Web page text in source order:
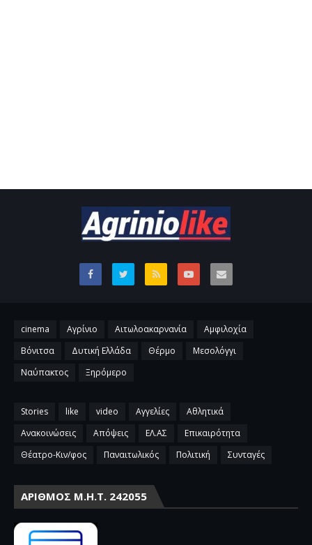
cinema Αγρίνιο Αιτωλοακαρνανία
Αμφιλοχία
Βόνιτσα
Δυτική Ελλάδα Θέρμο
Μεσολόγγι
Ναύπακτος
Ξηρόμερο
Stories like video Αγγελίες
Αθλητικά
Ανακοινώσεις
Απόψεις ΕΛ.ΑΣ
Επικαιρότητα
Θέατρο-Κιν/φος
Παναιτωλικός Πολιτική Συνταγές
ΑΡΙΘΜΌΣ Μ.Η.Τ. 242055